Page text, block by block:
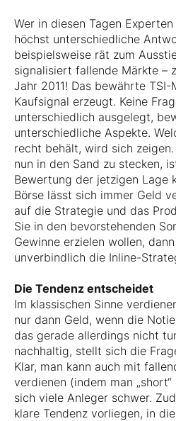
Wer in diesen Tagen
höchst unterschiedliche
beispielsweise rät zum
signalisiert fallende Märkte –
Jahr 2011! Das bewährte
Kaufsignal erzeugt. Keine
unterschiedlich ausgelegt,
unterschiedliche Aspekte.
recht behält, wird sich
nun in den Sand zu stecken,
Bewertung der jetzigen Lage
Börse lässt sich immer Geld
auf die Strategie und das
Sie in den bevorstehenden
Gewinne erzielen wollen,
unverbindlich die Inline-
Die Tendenz entscheidet
Im klassischen Sinne
nur dann Geld, wenn die
das gerade allerdings nicht
nachhaltig, stellt sich die
Klar, man kann auch mit
verdienen (indem man
sich viele Anleger schwer.
klare Tendenz vorliegen, in